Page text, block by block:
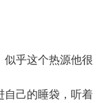
乎这个热源他很
自己的睡袋，听着